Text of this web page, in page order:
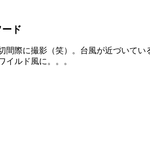
ド
間際に撮影（笑）。台風が近づいて
イルド風に。。。